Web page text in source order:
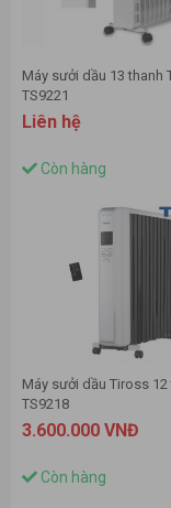
Máy sưởi dầu 13 thanh
TS9221
Liên hệ
Còn hàng
Máy sưởi dầu Tiross 12
TS9218
3.600.000 VNĐ
Còn hàng